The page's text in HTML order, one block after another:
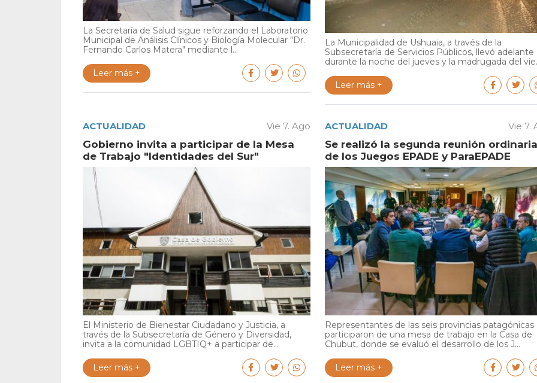
La Secretaría de Salud sigue reforzando el Laboratorio
Municipal de Análisis Clínicos y Biología Molecular "Dr.
Fernando Carlos Matera" mediante l...
Leer más +
La Municipalidad de Ushuaia, a través de la
Subsecretaría de Servicios Públicos, llevó adelante
durante la noche del jueves y la madrugada del
Leer más +
ACTUALIDAD Vie 7. Ago
Gobierno invita a participar de la Mesa
de Trabajo "Identidades del Sur"
El Ministerio de Bienestar Ciudadano y Justicia, a
través de la Subsecretaría de Género y Diversidad,
invita a la comunidad LGBTIQ+ a participar de...
Leer más +
ACTUALIDAD Vie 7.
Se realizó la segunda reunión ordinaria
de los Juegos EPADE y ParaEPADE
Representantes de las seis provincias patagónicas
participaron de una mesa de trabajo en la Casa de
Chubut, donde se evaluó el desarrollo de los J...
Leer más +